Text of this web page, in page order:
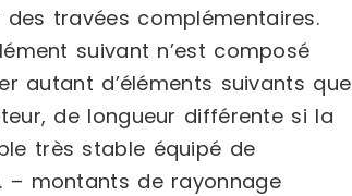
travées complémentaires.
suivant n’est composé
autant d’éléments suivants que
de longueur différente si la
très stable équipé de
– montants de rayonnage